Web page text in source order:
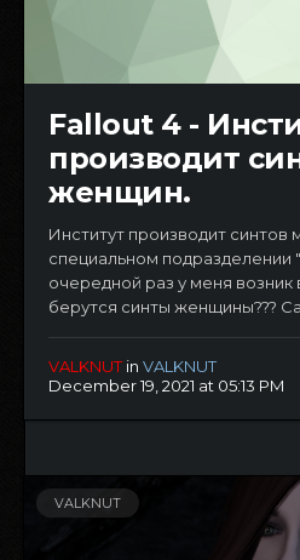
Fallout 4 -
производит
женщин.
Институт производит синтов
специальном подразделении
очередной раз у меня возник
берутся синты женщины???
VALKNUTin VALKNUT
December 19, 2021 at 05:13 PM
VALKNUT